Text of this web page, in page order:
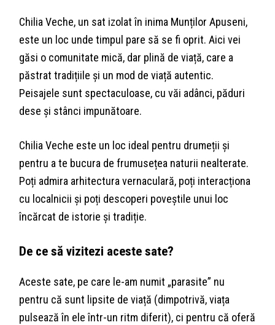
Chilia Veche, un sat izolat în inima Munților Apuseni,
este un loc unde timpul pare să se fi oprit. Aici vei
găsi o comunitate mică, dar plină de viață, care a
păstrat tradițiile și un mod de viață autentic.
Peisajele sunt spectaculoase, cu văi adânci, păduri
dese și stânci impunătoare.
Chilia Veche este un loc ideal pentru drumeții și
pentru a te bucura de frumusețea naturii nealterate.
Poți admira arhitectura vernaculară, poți interacționa
cu localnicii și poți descoperi poveștile unui loc
încărcat de istorie și tradiție.
De ce să vizitezi aceste sate?
Aceste sate, pe care le-am numit „parasite” nu
pentru că sunt lipsite de viață (dimpotrivă, viața
pulsează în ele într-un ritm diferit), ci pentru că oferă